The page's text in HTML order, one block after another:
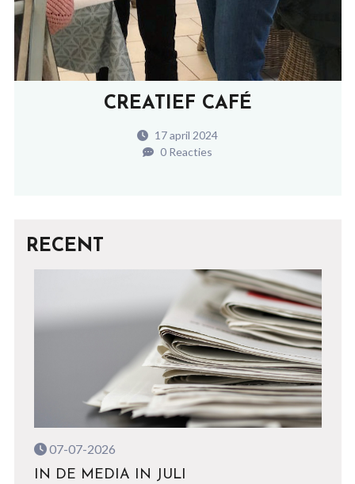
CREATIEF CAFÉ
17 april 2024
0 Reacties
RECENT
07-07-2026
IN DE MEDIA IN JULI